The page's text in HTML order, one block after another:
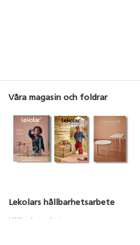
Våra magasin och foldrar
Lekolars hållbarhetsarbete